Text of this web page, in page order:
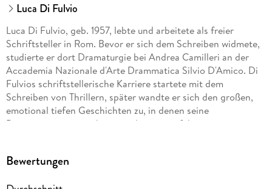
Luca Di Fulvio
Luca Di Fulvio, geb. 1957, lebte und arbeitete als freier
Schriftsteller in Rom. Bevor er sich dem Schreiben widmete,
studierte er dort Dramaturgie bei Andrea Camilleri an der
Accademia Nazionale d'Arte Drammatica Silvio D'Amico. Di
Fulvios schriftstellerische Karriere startete mit dem
Schreiben von Thrillern, später wandte er sich den großen,
emotional tiefen Geschichten zu, in denen seine
Protagonist:innen sich gegen die mannigfaltigen
Sinn für Gerechtigkeit und riss mit jedem Roman seine große
Bewertungen